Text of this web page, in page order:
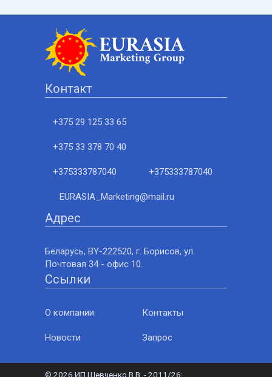
Контакт
+375 29 125 33 65
+375 33 378 70 40
+375333787040 +375333787040
EURASIA_Marketing@mail.ru
Адрес
Беларусь, BY-222520, г. Борисов, ул.
Почтовая 34 - офис 10.
Ссылки
О компании Контакты
Новости Запрос
© 2026 ИП Шевченко В.В. - 2011/26: